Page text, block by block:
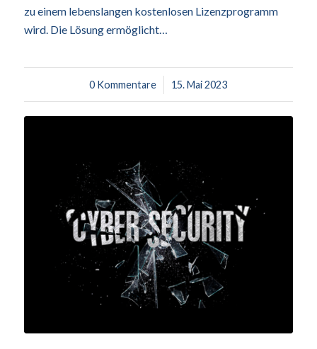
zu einem lebenslangen kostenlosen Lizenzprogramm
wird. Die Lösung ermöglicht…
0 Kommentare
/ 15. Mai 2023